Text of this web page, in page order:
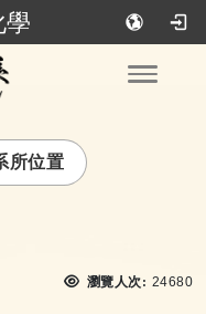
學
容
所位置
瀏覽人次: 瀏覽
24680